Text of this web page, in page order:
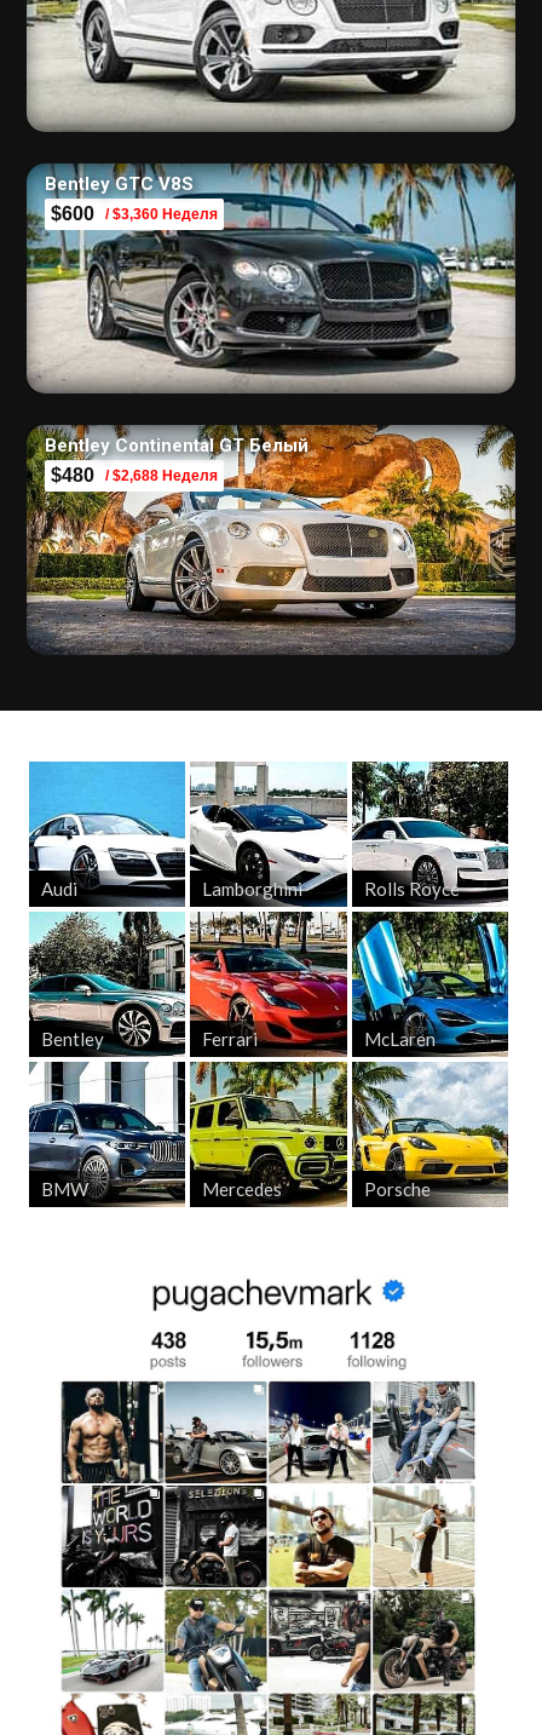
Bentley GTC V8S
$600 / $3,360 Неделя
Bentley Continental GT Белый
$480 / $2,688 Неделя
Audi Lamborghini Rolls Royce
Bentley Ferrari McLaren
BMW Mercedes Porsche